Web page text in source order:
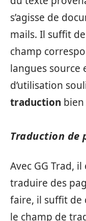
s’agisse de
mails. Il suffit
champ
langues source
d’utilisation
traduction bien
Traduction de
Avec GG Trad,
traduire des
faire, il suffit de
le champ de